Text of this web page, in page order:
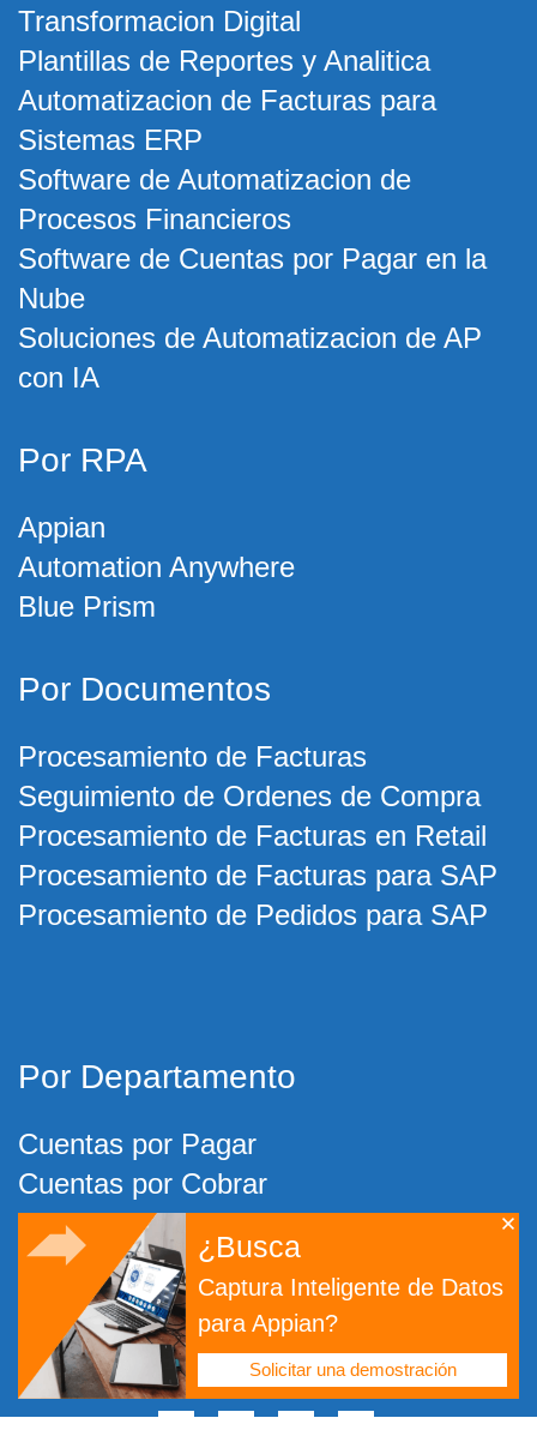
¿Busca
Captura Inteligente de Datos
para Appian?
Solicitar una demostración
Transformacion Digital
Plantillas de Reportes y Analitica
Automatizacion de Facturas para
Sistemas ERP
Software de Automatizacion de
Procesos Financieros
Software de Cuentas por Pagar en la
Nube
Soluciones de Automatizacion de AP
con IA
Por RPA
Appian
Automation Anywhere
Blue Prism
Por Documentos
Procesamiento de Facturas
Seguimiento de Ordenes de Compra
Procesamiento de Facturas en Retail
Procesamiento de Facturas para SAP
Procesamiento de Pedidos para SAP
Por Departamento
Cuentas por Pagar
Cuentas por Cobrar
De Pedido a Cobro
Por DMS
DocuWare